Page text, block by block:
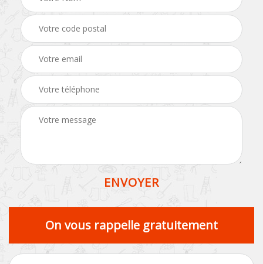
On vous rappelle gratuitement